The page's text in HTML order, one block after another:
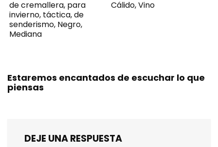
de cremallera, para
invierno, táctica, de
senderismo, Negro,
Mediana
Cálido, Vino
Estaremos encantados de escuchar lo que
piensas
DEJE UNA RESPUESTA